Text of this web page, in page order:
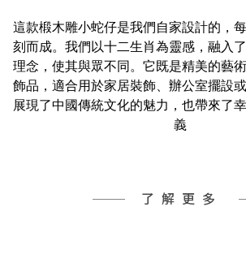
這款椴木雕小蛇仔是我們自家設計的，
刻而成。我們以十二生肖為靈感，融入
理念，使其與眾不同。它既是精美的藝
飾品，適合用於家居裝飾、辦公室擺設
展現了中國傳統文化的魅力，也帶來了
義
了解更多